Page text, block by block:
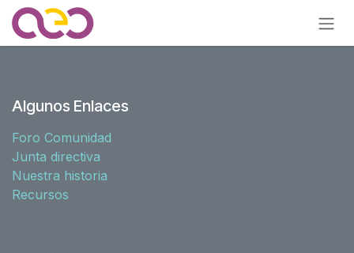
Ir al contenido
Algunos Enlaces
Foro Comunidad
Junta directiva
Nuestra historia
Recursos